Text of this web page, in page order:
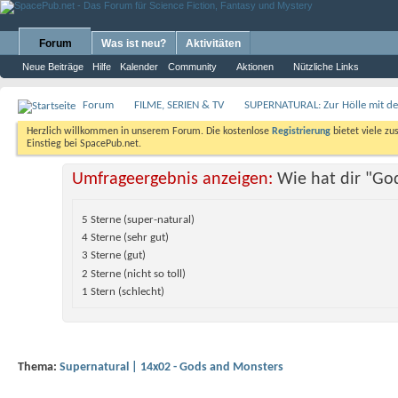
Forum
Neue Beiträge Hilfe Kalender Community Aktionen Nützliche Links
Was ist neu? Aktivitäten
Forum FILME, SERIEN & TV SUPERNATURAL: Zur Hölle mit
Herzlich willkommen in unserem Forum. Die kostenlose Registrierung bietet viele
Einstieg bei SpacePub.net.
Umfrageergebnis anzeigen: Wie hat dir
5 Sterne (super-natural)
4 Sterne (sehr gut)
3 Sterne (gut)
2 Sterne (nicht so toll)
1 Stern (schlecht)
Thema: Supernatural | 14x02 - Gods and Monsters